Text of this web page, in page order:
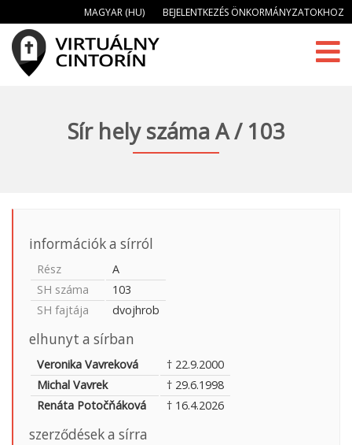
MAGYAR (HU) BEJELENTKEZÉS ÖNKORMÁNYZATOKHOZ
Sír hely száma A / 103
információk a sírról
Rész
A
SH száma
103
SH fajtája
dvojhrob
elhunyt a sírban
Veronika Vavreková
† 22.9.2000
Michal Vavrek
† 29.6.1998
Renáta Potočňáková
† 16.4.2026
szerződések a sírra